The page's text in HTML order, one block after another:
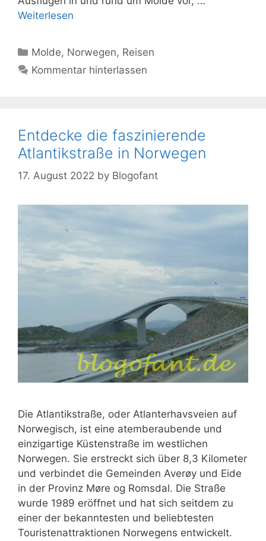
Weiterlesen
Kategorien
Molde, Norwegen, Reisen
Kommentar hinterlassen
Entdecke die faszinierende
Atlantikstraße in Norwegen
17. August 2022 by Blogofant
Die Atlantikstraße, oder Atlanterhavsveien auf
Norwegisch, ist eine atemberaubende und
einzigartige Küstenstraße im westlichen
Norwegen. Sie erstreckt sich über 8,3 Kilometer
und verbindet die Gemeinden Averøy und Eide
in der Provinz Møre og Romsdal. Die Straße
wurde 1989 eröffnet und hat sich seitdem zu
einer der bekanntesten und beliebtesten
Touristenattraktionen Norwegens entwickelt.